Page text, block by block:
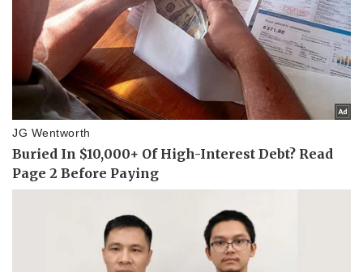
Doanh nghiệp
Thông tin doanh nghiệp
Doanh nghiệp 24h
Doanh nhân
Vì cộng đồng
Công nghệ
Sành điệu
Tin Công nghệ
Trải nghiệm
Chuyển đổi số